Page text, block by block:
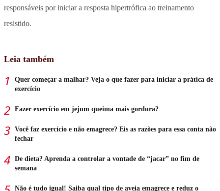
responsáveis por iniciar a resposta hipertrófica ao treinamento
resistido. ⠀
Leia também
Quer começar a malhar? Veja o que fazer para iniciar a prática de
exercício
Fazer exercício em jejum queima mais gordura?
Você faz exercício e não emagrece? Eis as razões para essa conta não
fechar
De dieta? Aprenda a controlar a vontade de “jacar” no fim de
semana
Não é tudo igual! Saiba qual tipo de aveia emagrece e reduz o